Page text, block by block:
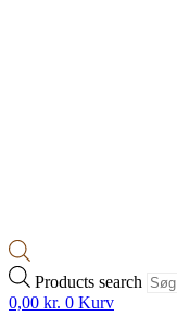
Products search
0,00 kr. 0 Kurv